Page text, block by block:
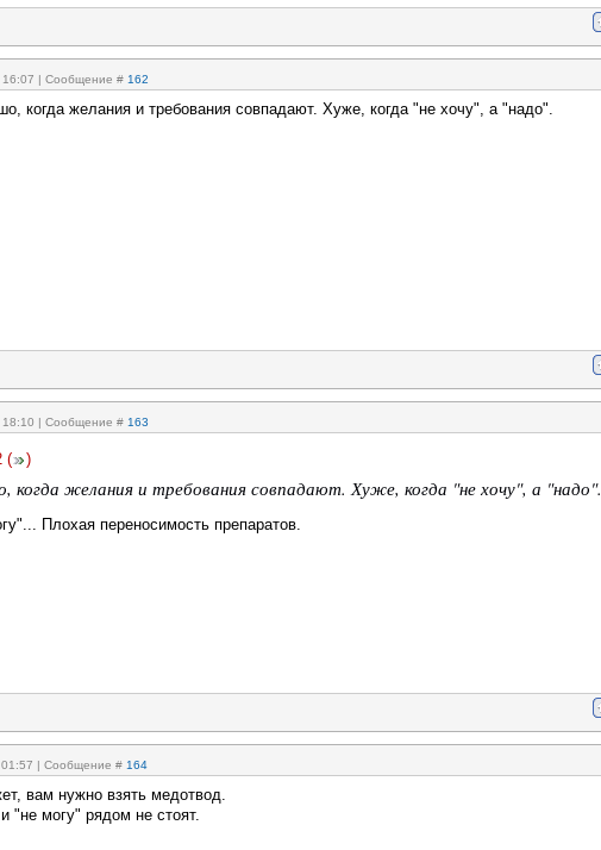
| Сообщение # 162
когда желания и требования совпадают. Хуже, когда "не хочу", а "надо".
| Сообщение # 163
( )
когда желания и требования совпадают. Хуже, когда "не хочу", а "надо".
Плохая переносимость препаратов.
| Сообщение # 164
вам нужно взять медотвод.
"не могу" рядом не стоят.